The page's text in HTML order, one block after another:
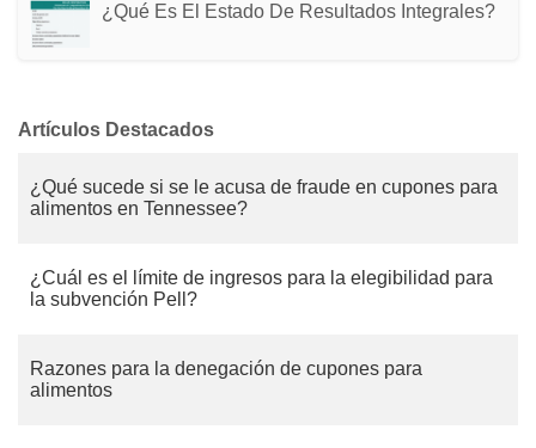
¿Qué Es El Estado De Resultados Integrales?
Artículos Destacados
¿Qué sucede si se le acusa de fraude en cupones para
alimentos en Tennessee?
¿Cuál es el límite de ingresos para la elegibilidad para
la subvención Pell?
Razones para la denegación de cupones para
alimentos